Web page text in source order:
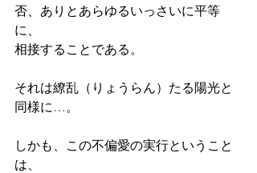
否、ありとあらゆるいっさいに平等
に、
相接することである。
それは繚乱（りょうらん）たる陽光と
同様に…。
しかも、この不偏愛の実行ということ
は、